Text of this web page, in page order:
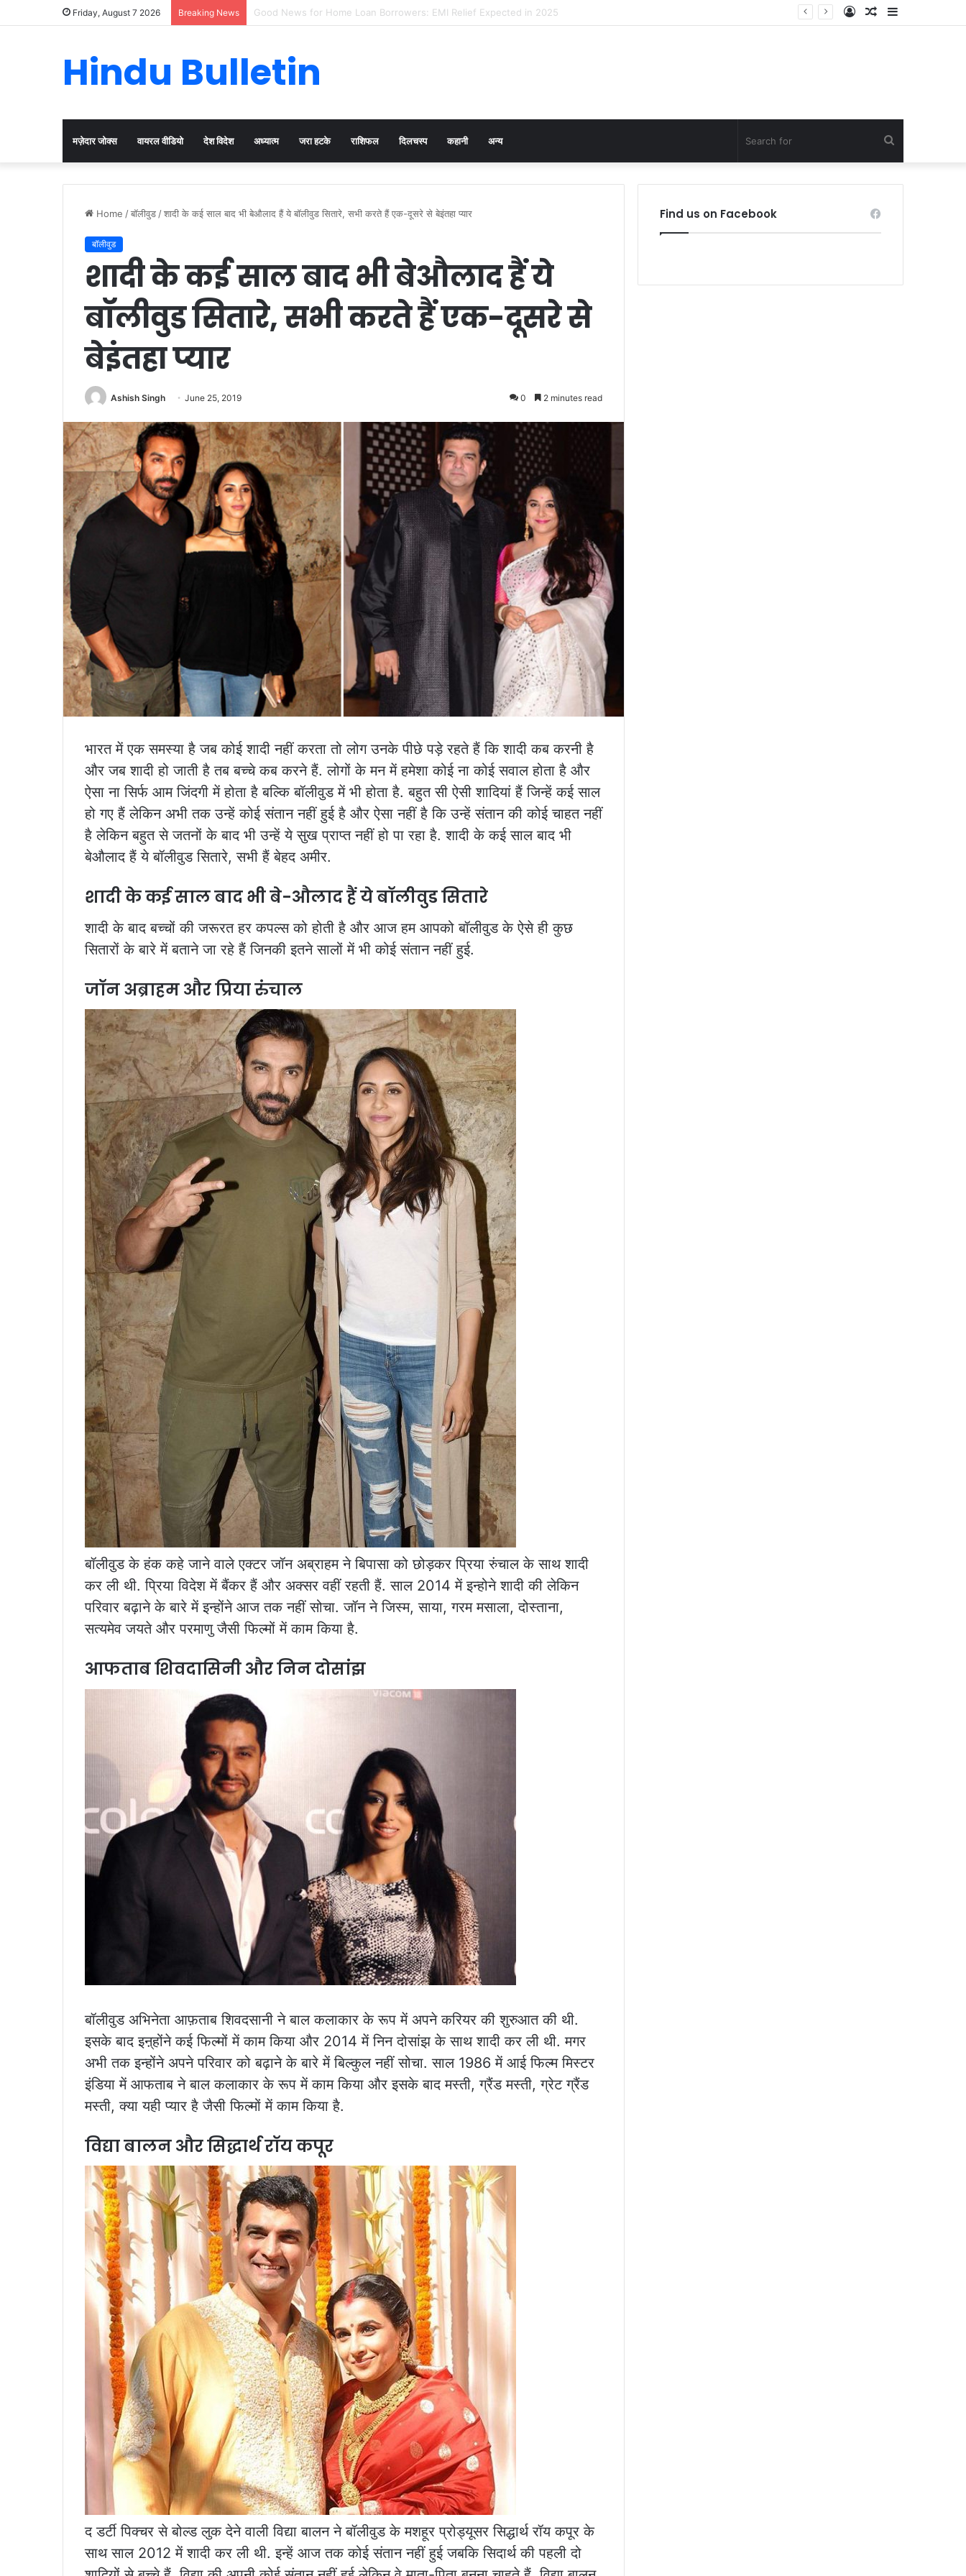
Friday, August 7 2026 Breaking News Cervical Cancer Prevention in Men: Why HPV Vaccination for Males is Critical Sidebar
Random
Log
Hindu Bulletin
मज़ेदार जोक्स वायरल वीडियो देश विदेश अध्यात्म जरा हटके राशिफल दिलचस्प कहानी अन्य
for
Home /बॉलीवुड /शादी के कई साल बाद भी बेऔलाद हैं ये बॉलीवुड सितारे, सभी करते हैं एक-दूसरे से बेइंतहा प्यार
बॉलीवुड
शादी के कई साल बाद भी बेऔलाद हैं ये
बॉलीवुड सितारे, सभी करते हैं एक-दूसरे से
बेइंतहा प्यार
Ashish Singh June 25, 2019 0 2 minutes read
भारत में एक समस्या है जब कोई शादी नहीं करता तो लोग उनके पीछे पड़े रहते हैं कि शादी कब करनी है
और जब शादी हो जाती है तब बच्चे कब करने हैं. लोगों के मन में हमेशा कोई ना कोई सवाल होता है और
ऐसा ना सिर्फ आम जिंदगी में होता है बल्कि बॉलीवुड में भी होता है. बहुत सी ऐसी शादियां हैं जिन्हें कई साल
हो गए हैं लेकिन अभी तक उन्हें कोई संतान नहीं हुई है और ऐसा नहीं है कि उन्हें संतान की कोई चाहत नहीं
है लेकिन बहुत से जतनों के बाद भी उन्हें ये सुख प्राप्त नहीं हो पा रहा है. शादी के कई साल बाद भी
बेऔलाद हैं ये बॉलीवुड सितारे, सभी हैं बेहद अमीर.
शादी के कई साल बाद भी बे-औलाद हैं ये बॉलीवुड सितारे
शादी के बाद बच्चों की जरूरत हर कपल्स को होती है और आज हम आपको बॉलीवुड के ऐसे ही कुछ
सितारों के बारे में बताने जा रहे हैं जिनकी इतने सालों में भी कोई संतान नहीं हुई.
जॉन अब्राहम और प्रिया रुंचाल
बॉलीवुड के हंक कहे जाने वाले एक्टर जॉन अब्राहम ने बिपासा को छोड़कर प्रिया रुंचाल के साथ शादी
कर ली थी. प्रिया विदेश में बैंकर हैं और अक्सर वहीं रहती हैं. साल 2014 में इन्होने शादी की लेकिन
परिवार बढ़ाने के बारे में इन्होंने आज तक नहीं सोचा. जॉन ने जिस्म, साया, गरम मसाला, दोस्ताना,
सत्यमेव जयते और परमाणु जैसी फिल्मों में काम किया है.
आफताब शिवदासिनी और निन दोसांझ
बॉलीवुड अभिनेता आफ़ताब शिवदसानी ने बाल कलाकार के रूप में अपने करियर की शुरुआत की थी.
इसके बाद इऩ्होंने कई फिल्मों में काम किया और 2014 में निन दोसांझ के साथ शादी कर ली थी. मगर
अभी तक इन्होंने अपने परिवार को बढ़ाने के बारे में बिल्कुल नहीं सोचा. साल 1986 में आई फिल्म मिस्टर
इंडिया में आफताब ने बाल कलाकार के रूप में काम किया और इसके बाद मस्ती, ग्रैंड मस्ती, ग्रेट ग्रैंड
मस्ती, क्या यही प्यार है जैसी फिल्मों में काम किया है.
विद्या बालन और सिद्धार्थ रॉय कपूर
द डर्टी पिक्चर से बोल्ड लुक देने वाली विद्या बालन ने बॉलीवुड के मशहूर प्रोड्यूसर सिद्धार्थ रॉय कपूर के
साथ साल 2012 में शादी कर ली थी. इन्हें आज तक कोई संतान नहीं हुई जबकि सिदार्थ की पहली दो
Find us on Facebook